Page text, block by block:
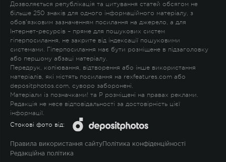
Дозволяється републікація та цитування статей обсягом не
більше 250 знаків для одного інформаційного матеріалу, з
обов'язковим зазначенням посилання на джерело, а для
Інтернет-ресурсів – пряме для пошукових систем
гіперпосилання, не закрите від індексації пошуковими
системами. Гіперпосилання має бути розміщене в підзаголовку
або першому абзаці матеріалу.
Передрук, копіювання, відтворення або інше використання
матеріалів, які містять посилання на rexfeatures.com або
depositphotos.com, суворо заборонені.
Матеріали із позначками! та P розміщені на правах реклами.
Редакція не несе відповідальності за достовірність цієї
інформації.
Стокові фото від:
Правила використання сайту Політика конфіденційності
Редакційна політика